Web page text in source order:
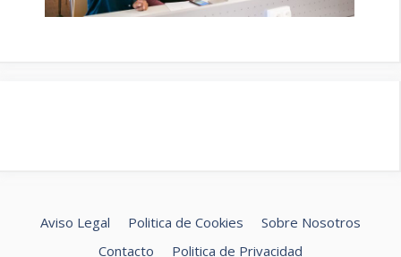
Aviso Legal Politica de Cookies
Sobre Nosotros
Contacto
Politica de Privacidad